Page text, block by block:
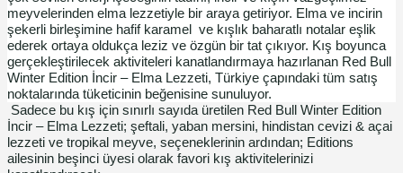
meyvelerinden elma lezzetiyle bir araya getiriyor. Elma ve incirin
şekerli birleşimine hafif karamel ve kışlık baharatlı notalar eşlik
ederek ortaya oldukça leziz ve özgün bir tat çıkıyor. Kış boyunca
gerçekleştirilecek aktiviteleri kanatlandırmaya hazırlanan Red Bull
Winter Edition İncir – Elma Lezzeti, Türkiye çapındaki tüm satış
noktalarında tüketicinin beğenisine sunuluyor.
Sadece bu kış için sınırlı sayıda üretilen Red Bull Winter Edition
İncir – Elma Lezzeti; şeftali, yaban mersini, hindistan cevizi & açai
lezzeti ve tropikal meyve, seçeneklerinin ardından; Editions
ailesinin beşinci üyesi olarak favori kış aktivitelerinizi